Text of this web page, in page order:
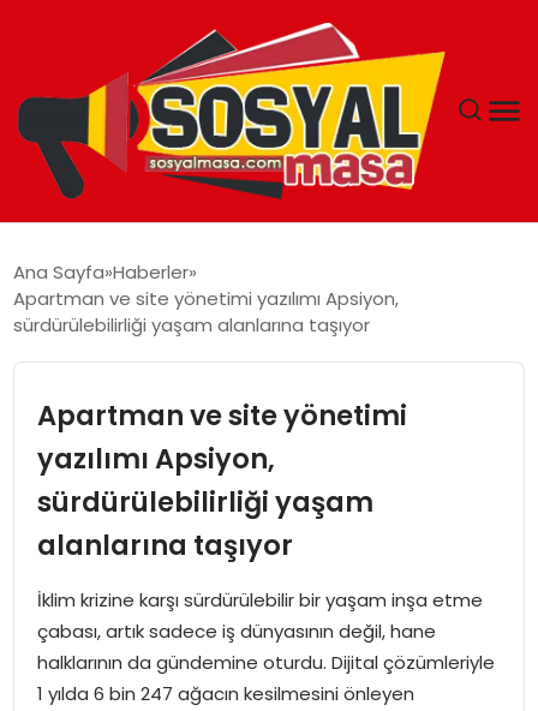
EKONOMI
TEKNOLOJI
EĞITIM
GÜNDEM
MAGAZIN
Ana Sayfa Haberler
Apartman ve site yönetimi yazılımı Apsiyon,
sürdürülebilirliği yaşam alanlarına taşıyor
Apartman ve site yönetimi
yazılımı Apsiyon,
sürdürülebilirliği yaşam
alanlarına taşıyor
İklim krizine karşı sürdürülebilir bir yaşam inşa etme
çabası, artık sadece iş dünyasının değil, hane
halklarının da gündemine oturdu. Dijital çözümleriyle
1 yılda 6 bin 247 ağacın kesilmesini önleyen